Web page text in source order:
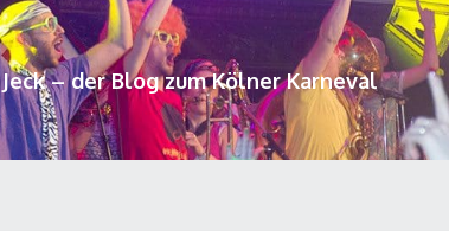
– der Blog zum Kölner Karneval